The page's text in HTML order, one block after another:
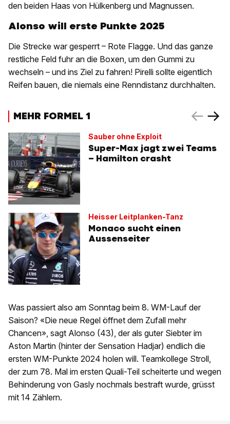
den beiden Haas von Hülkenberg und Magnussen.
Alonso will erste Punkte 2025
Die Strecke war gesperrt – Rote Flagge. Und das ganze
restliche Feld fuhr an die Boxen, um den Gummi zu
wechseln – und ins Ziel zu fahren! Pirelli sollte eigentlich
Reifen bauen, die niemals eine Renndistanz durchhalten.
MEHR FORMEL 1
Sauber ohne Exploit
Super-Max jagt zwei Teams
– Hamilton crasht
Heisser Leitplanken-Tanz
Monaco sucht einen
Aussenseiter
Was passiert also am Sonntag beim 8. WM-Lauf der
Saison? «Die neue Regel öffnet dem Zufall mehr
Chancen», sagt Alonso (43), der als guter Siebter im
Aston Martin (hinter der Sensation Hadjar) endlich die
ersten WM-Punkte 2024 holen will. Teamkollege Stroll,
der zum 78. Mal im ersten Quali-Teil scheiterte und wegen
Behinderung von Gasly nochmals bestraft wurde, grüsst
mit 14 Zählern.